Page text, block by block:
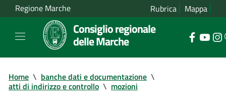
Regione Marche Rubrica Mappa
Consiglio regionale
delle Marche
Home \ banche dati e documentazione \
atti di indirizzo e controllo \ mozioni